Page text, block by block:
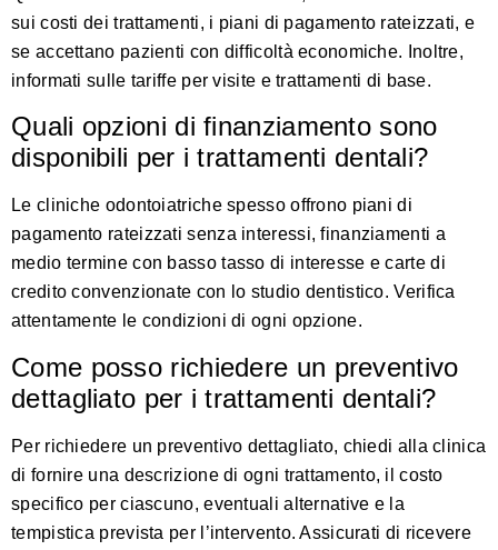
sui costi dei trattamenti, i piani di pagamento rateizzati, e
se accettano pazienti con difficoltà economiche. Inoltre,
informati sulle tariffe per visite e trattamenti di base.
Quali opzioni di finanziamento sono
disponibili per i trattamenti dentali?
Le cliniche odontoiatriche spesso offrono piani di
pagamento rateizzati senza interessi, finanziamenti a
medio termine con basso tasso di interesse e carte di
credito convenzionate con lo studio dentistico. Verifica
attentamente le condizioni di ogni opzione.
Come posso richiedere un preventivo
dettagliato per i trattamenti dentali?
Per richiedere un preventivo dettagliato, chiedi alla clinica
di fornire una descrizione di ogni trattamento, il costo
specifico per ciascuno, eventuali alternative e la
tempistica prevista per l’intervento. Assicurati di ricevere